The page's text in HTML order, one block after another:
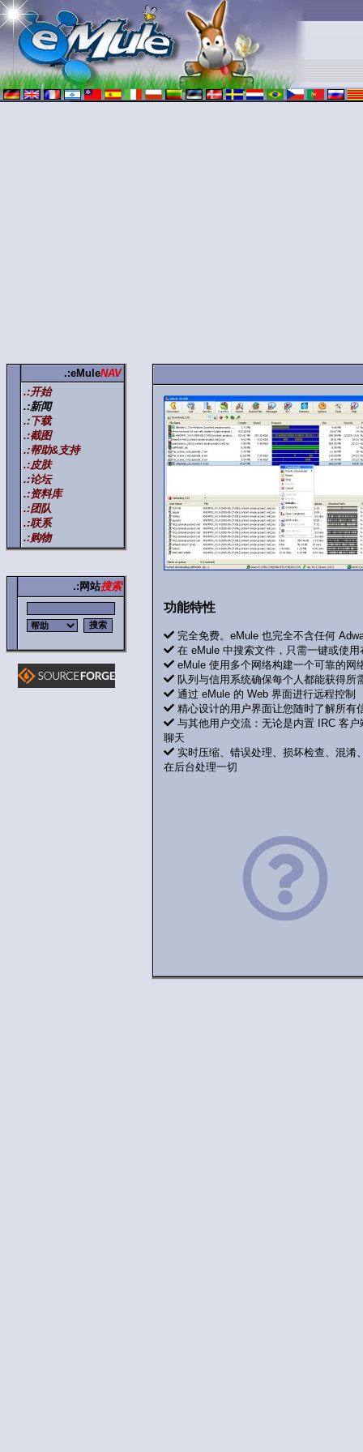
.:eMuleNAV
.:开始
.:新闻
.:下载
.:截图
.:帮助&支持
.:皮肤
.:论坛
.:资料库
.:团队
.:联系
.:购物
.:网站搜索
功能特性
完全免费。eMule 也完全不含任何
在 eMule 中搜索文件，只需一键或使用
eMule 使用多个网络构建一个可靠的网
队列与信用系统确保每个人都能获得所
通过 eMule 的 Web 界面进行远程控制
精心设计的用户界面让您随时了解所有
与其他用户交流：无论是内置 IRC 客
聊天
实时压缩、错误处理、损坏检查、混淆
在后台处理一切